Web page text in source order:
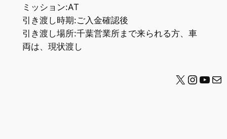
ミッション:AT
引き渡し時期:ご入金確認後
引き渡し場所:千葉営業所まで来られる方、車
両は、現状渡し
X メール